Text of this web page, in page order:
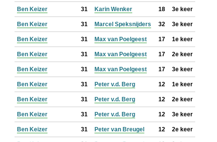
Ben Keizer 31 Karin Wenker 18 3e keer
Ben Keizer 31 Marcel Speksnijders 32 3e keer
Ben Keizer 31 Max van Poelgeest 17 1e keer
Ben Keizer 31 Max van Poelgeest 17 2e keer
Ben Keizer 31 Max van Poelgeest 17 3e keer
Ben Keizer 31 Peter v.d. Berg 12 1e keer
Ben Keizer 31 Peter v.d. Berg 12 2e keer
Ben Keizer 31 Peter v.d. Berg 12 3e keer
Ben Keizer 31 Peter van Breugel 12 2e keer